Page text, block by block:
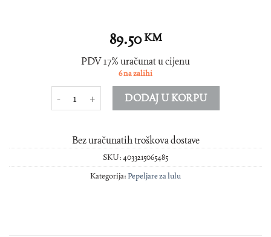
89.50KM
PDV 17% uračunat u cijenu
6 na zalihi
Pepeljara za lulu keramik oblik lule crno smedja količina
DODAJ U KORPU
Bez uračunatih troškova dostave
SKU:4033215065485
Kategorija:Pepeljare za lulu